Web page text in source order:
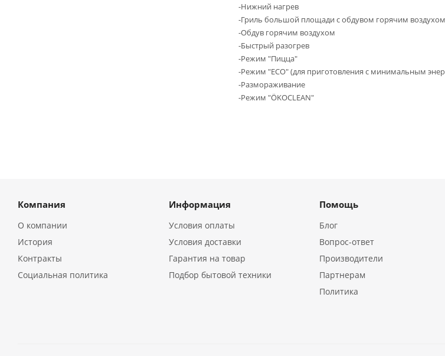
-Нижний нагрев
-Гриль большой площади с обдувом горячим воздухом
-Обдув горячим воздухом
-Быстрый разогрев
-Режим "Пицца"
-Режим "ECO" (для приготовления с минимальным
-Размораживание
-Режим "ÖKOCLEAN"
Компания
О компании
История
Контракты
Социальная политика
Информация
Условия оплаты
Условия доставки
Гарантия на товар
Подбор бытовой техники
Помощь
Блог
Вопрос-ответ
Производители
Партнерам
Политика